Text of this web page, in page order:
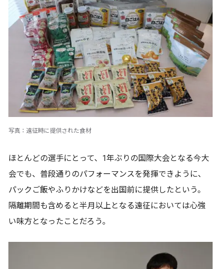
写真：遠征時に提供された食材
ほとんどの選手にとって、1年ぶりの国際大会となる今大
会でも、普段通りのパフォーマンスを発揮できように、
パックご飯やふりかけなどを出国前に提供したという。
隔離期間も含めると半月以上となる遠征においては心強
い味方となったことだろう。